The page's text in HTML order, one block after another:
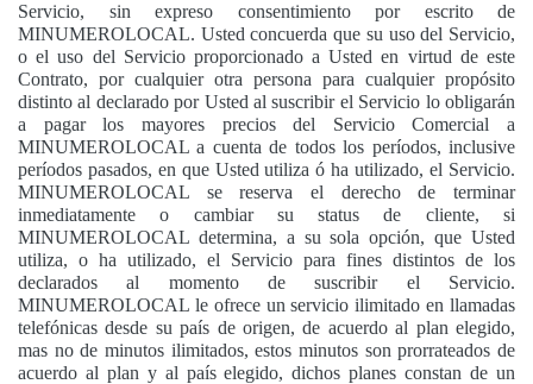
Servicio, sin expreso consentimiento por escrito de
MINUMEROLOCAL. Usted concuerda que su uso del Servicio,
o el uso del Servicio proporcionado a Usted en virtud de este
Contrato, por cualquier otra persona para cualquier propósito
distinto al declarado por Usted al suscribir el Servicio lo obligarán
a pagar los mayores precios del Servicio Comercial a
MINUMEROLOCAL a cuenta de todos los períodos, inclusive
períodos pasados, en que Usted utiliza ó ha utilizado, el Servicio.
MINUMEROLOCAL se reserva el derecho de terminar
inmediatamente o cambiar su status de cliente, si
MINUMEROLOCAL determina, a su sola opción, que Usted
utiliza, o ha utilizado, el Servicio para fines distintos de los
declarados al momento de suscribir el Servicio.
MINUMEROLOCAL le ofrece un servicio ilimitado en llamadas
telefónicas desde su país de origen, de acuerdo al plan elegido,
mas no de minutos ilimitados, estos minutos son prorrateados de
acuerdo al plan y al país elegido, dichos planes constan de un